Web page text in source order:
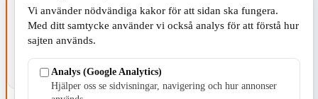
Vi använder nödvändiga kakor för att sidan ska fungera.
Med ditt samtycke använder vi också analys för att förstå hur
sajten används.
Analys (Google Analytics)
Hjälper oss se sidvisningar, navigering och hur annonser